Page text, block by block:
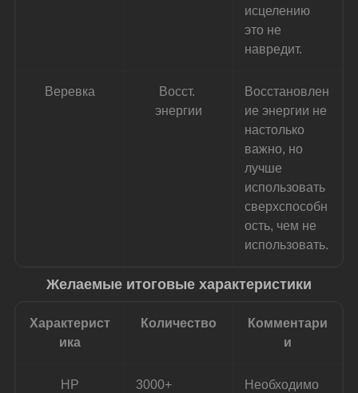
исцелению
это не
навредит.
Веревка
Восст.
энергии
Восстановлен
ие энергии не
настолько
важно, но
лучше
использовать
сверхспособн
ость, чем не
использовать.
Желаемые итоговые характеристики
Характерист
ика
Количество
Комментари
и
НР 3000+
Необходимо